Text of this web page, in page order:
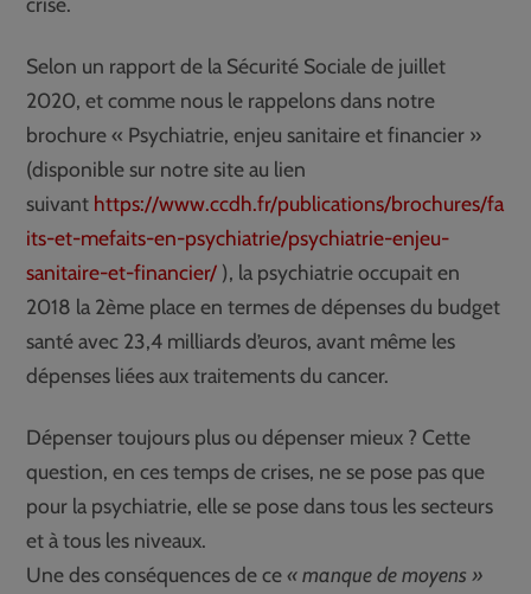
Selon un rapport de la Sécurité Sociale de juillet
2020, et comme nous le rappelons dans notre
brochure « Psychiatrie, enjeu sanitaire et financier »
(disponible sur notre site au lien
suivant https://www.ccdh.fr/publications/brochures/fa
its-et-mefaits-en-psychiatrie/psychiatrie-enjeu-
sanitaire-et-financier/ ), la psychiatrie occupait en
2018 la 2ème place en termes de dépenses du budget
santé avec 23,4 milliards d’euros, avant même les
dépenses liées aux traitements du cancer.
Dépenser toujours plus ou dépenser mieux ? Cette
question, en ces temps de crises, ne se pose pas que
pour la psychiatrie, elle se pose dans tous les secteurs
et à tous les niveaux.
Une des conséquences de ce« manque de moyens »